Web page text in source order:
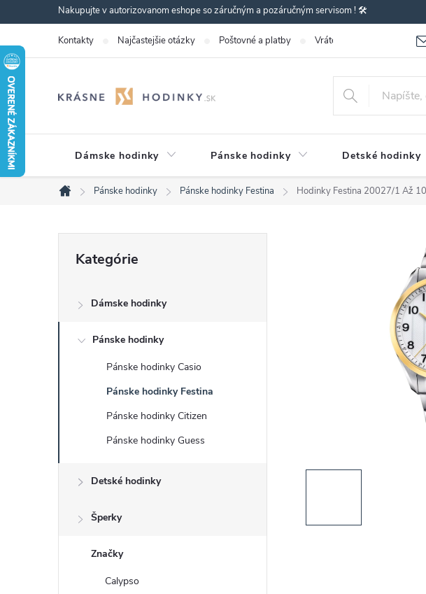
na
obsah
Nakupujte v autorizovanom eshope so záručným a pozáručným servisom ! 🛠️
Kontakty Najčastejšie otázky Poštovné a platby Vrátenie-výmena tovaru
Dámske hodinky Pánske hodinky Detské hodinky
Domov
Pánske hodinky Pánske hodinky Festina Hodinky Festina 20027/1 Až
č
a
kategórie
Kategórie
Dámske hodinky
Pánske hodinky
Pánske hodinky Casio
Pánske hodinky Festina
Pánske hodinky Citizen
Pánske hodinky Guess
Detské hodinky
Šperky
Značky
Calypso